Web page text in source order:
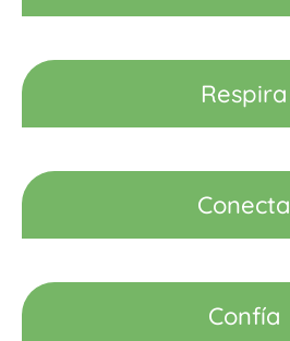
Respira
Conecta
Confía